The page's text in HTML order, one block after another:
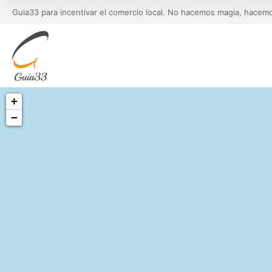
Guia33 para incentivar el comercio local. No hacemos magia,
+
−